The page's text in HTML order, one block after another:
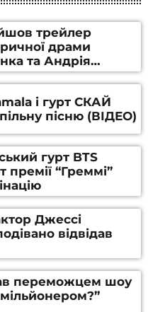
трейлер
драми
та Андрія
і гурт СКАЙ
пісню (ВІДЕО)
гурт BTS
премії “Греммі”
Джессі
відвідав
переможцем шоу